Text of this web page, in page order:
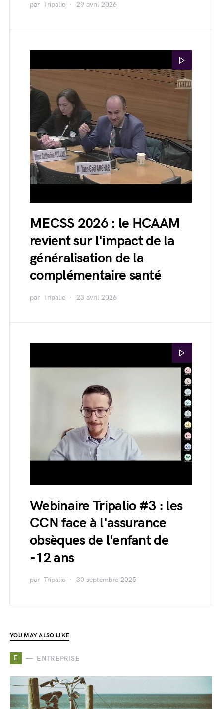
par Tripalio 29 avril 2026
MECSS 2026 : le HCAAM
revient sur l'impact de la
généralisation de la
complémentaire santé
par Tripalio 23 avril 2026
Webinaire Tripalio #3 : les
CCN face à l'assurance
obsèques de l'enfant de
-12 ans
par Tripalio 30 septembre 2025
YOU MAY ALSO LIKE
E ENTREPRISE